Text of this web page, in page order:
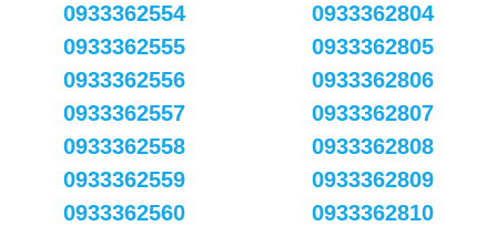
0933362554
0933362555
0933362556
0933362557
0933362558
0933362559
0933362560
0933362804
0933362805
0933362806
0933362807
0933362808
0933362809
0933362810